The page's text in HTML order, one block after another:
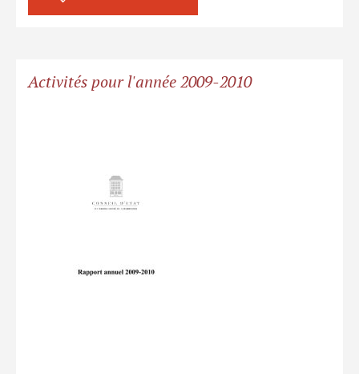
Activités pour l'année 2009-2010